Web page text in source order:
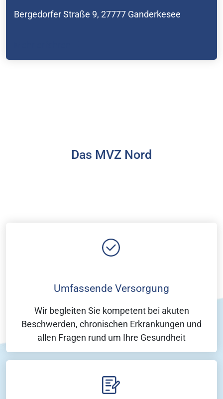
Bergedorfer Straße 9, 27777 Ganderkesee
Das MVZ Nord
Umfassende Versorgung
Wir begleiten Sie kompetent bei akuten
Beschwerden, chronischen Erkrankungen und
allen Fragen rund um Ihre Gesundheit